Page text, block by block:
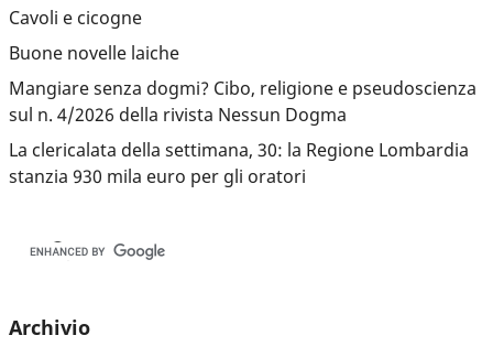
Cavoli e cicogne
Buone novelle laiche
Mangiare senza dogmi? Cibo, religione e pseudoscienza
sul n. 4/2026 della rivista Nessun Dogma
La clericalata della settimana, 30: la Regione Lombardia
stanzia 930 mila euro per gli oratori
Archivio